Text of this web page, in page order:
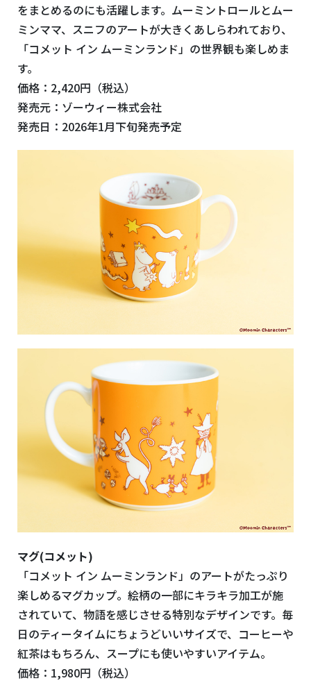
をまとめるのにも活躍します。ムーミントロールとムー
ミンママ、スニフのアートが大きくあしらわれており、
「コメット イン ムーミンランド」の世界観も楽しめま
す。
価格：2,420円（税込）
発売元：ゾーウィー株式会社
発売日：2026年1月下旬発売予定
マグ(コメット)
「コメット イン ムーミンランド」のアートがたっぷり
楽しめるマグカップ。絵柄の一部にキラキラ加工が施
されていて、物語を感じさせる特別なデザインです。毎
日のティータイムにちょうどいいサイズで、コーヒーや
紅茶はもちろん、スープにも使いやすいアイテム。
価格：1,980円（税込）